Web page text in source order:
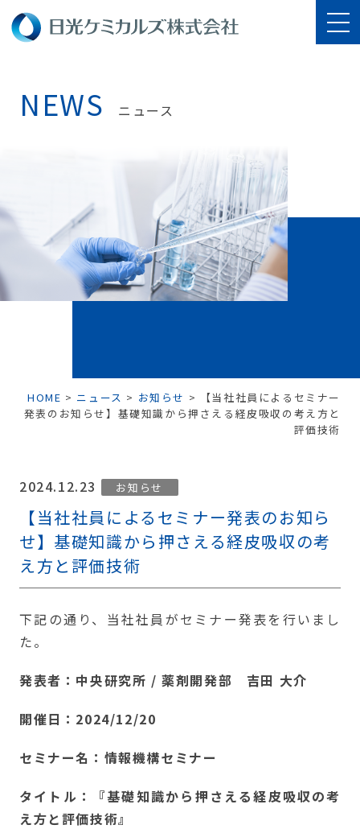
NEWS ニュース
HOME > ニュース > お知らせ >
【当社社員によるセミナー
発表のお知らせ】基礎知識から押さえる経皮吸収の考え方と
評価技術
2024.12.23 お知らせ
【当社社員によるセミナー発表のお知ら
せ】基礎知識から押さえる経皮吸収の考
え方と評価技術
下記の通り、当社社員がセミナー発表を行いまし
た。
発表者：中央研究所 / 薬剤開発部 吉田 大介
開催日：2024/12/20
セミナー名：情報機構セミナー
タイトル：『基礎知識から押さえる経皮吸収の考
え方と評価技術』